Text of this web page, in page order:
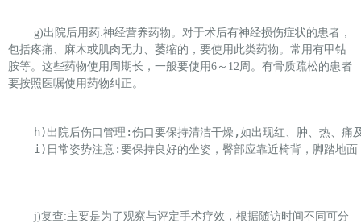
g)出院后用药:神经营养药物。对于术后有神经损伤症状的患者，
包括疼痛、麻木或肌肉无力、萎缩的，要使用此类药物。常用有甲钴
胺等。这些药物使用周期长，一般要使用6～12周。有骨质疏松的患者
要按照医嘱使用药物纠正。
h)出院后伤口管理:伤口要保持清洁干燥,如出现红、肿、热、痛
i)日常姿势注意:要保持良好的坐姿，臀部应靠近椅背，脚踏地
j)复查:主要是为了观察与评定手术疗效，根据随访时间不同可分